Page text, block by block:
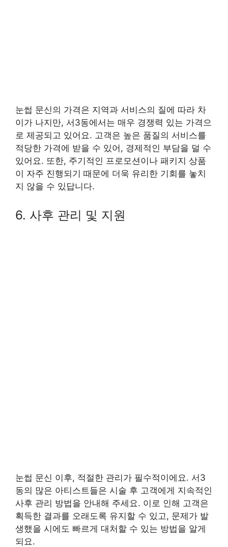
눈썹 문신의 가격은 지역과 서비스의 질에 따라 차
이가 나지만, 서3동에서는 매우 경쟁력 있는 가격으
로 제공되고 있어요. 고객은 높은 품질의 서비스를
적당한 가격에 받을 수 있어, 경제적인 부담을 덜 수
있어요. 또한, 주기적인 프로모션이나 패키지 상품
이 자주 진행되기 때문에 더욱 유리한 기회를 놓치
지 않을 수 있답니다.
6. 사후 관리 및 지원
눈썹 문신 이후, 적절한 관리가 필수적이에요. 서3
동의 많은 아티스트들은 시술 후 고객에게 지속적인
사후 관리 방법을 안내해 주세요. 이로 인해 고객은
획득한 결과를 오래도록 유지할 수 있고, 문제가 발
생했을 시에도 빠르게 대처할 수 있는 방법을 알게
되요.